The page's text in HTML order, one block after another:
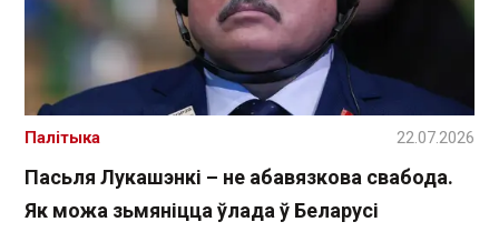
Пасьля Лукашэнкі – не абавязкова свабода.
Як можа зьмяніцца ўлада ў Беларусі
Палітыка 22.07.2026